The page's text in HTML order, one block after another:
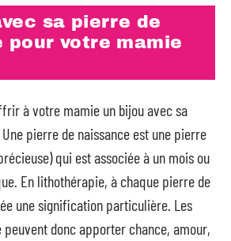
sa pierre de
pour votre mamie
à votre mamie un bijou avec sa
pierre de naissance est une pierre
qui est associée à un mois ou
En lithothérapie, à chaque pierre de
une signification particulière. Les
peuvent donc apporter chance, amour,